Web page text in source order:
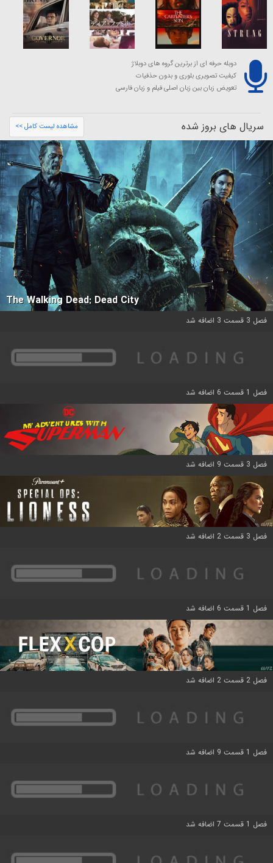
دوبله حرفه ای از برترین گروه های دوبلاژ
کیفیت تصویری بلوری و بدون حذفیات
تعویض زبان بین زبان اصلی فیلم و زبان فارسی
سریال های بروز شده مشاهده لیست کامل >>
The Walking Dead: Dead City
فصل 3 قسمت 3 اضافه شد
فصل 1 قسمت 6 اضافه شد
فصل 3 قسمت 9 اضافه شد
فصل 3 قسمت 2 اضافه شد
فصل 1 قسمت 6 اضافه شد
فصل 2 قسمت 2 اضافه شد
فصل 1 قسمت 9 اضافه شد
فصل 1 قسمت 7 اضافه شد